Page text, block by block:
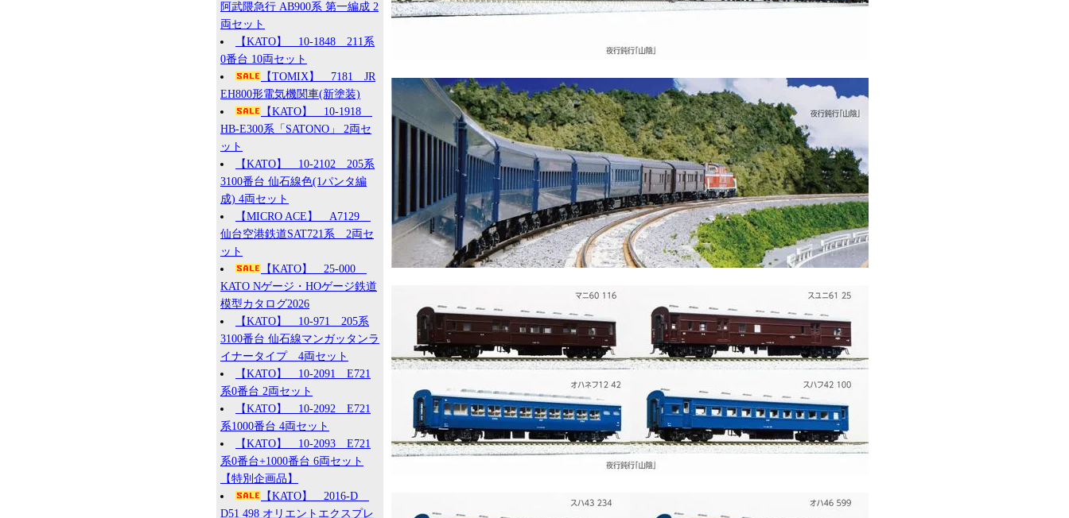
阿武隈急行 AB900系 第一編成 2
両セット
【KATO】 10-1848 211系
0番台 10両セット
【TOMIX】 7181 JR
EH800形電気機関車(新塗装)
【KATO】 10-1918
HB-E300系「SATONO」 2両セ
ット
【KATO】 10-2102 205系
3100番台 仙石線色(1パンタ編
成) 4両セット
【MICRO ACE】 A7129
仙台空港鉄道SAT721系 2両セ
ット
【KATO】 25-000
KATO Nゲージ・HOゲージ鉄道
模型カタログ2026
【KATO】 10-971 205系
3100番台 仙石線マンガッタンラ
イナータイプ 4両セット
【KATO】 10-2091 E721
系0番台 2両セット
【KATO】 10-2092 E721
系1000番台 4両セット
【KATO】 10-2093 E721
系0番台+1000番台 6両セット
【特別企画品】
【KATO】 2016-D
D51 498 オリエントエクスプレ